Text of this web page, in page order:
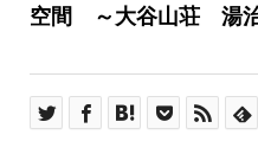
空間 ～大谷山荘 湯治